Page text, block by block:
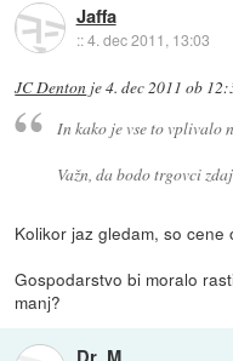
Jaffa
::4. dec 2011, 13:03
JC Denton je4. dec 2011 ob
In kako je vse to vplivalo
Važn, da bodo trgovci
Kolikor jaz gledam, so
Gospodarstvo bi moralo
manj?